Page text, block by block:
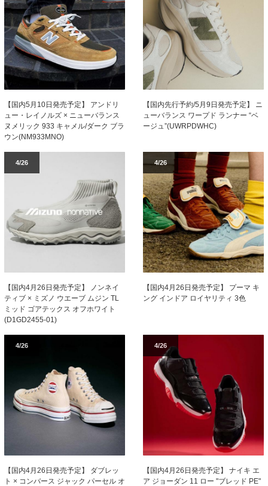
【国内5月10日発売予定】 アンドリ
ュー・レイノルズ × ニューバランス
ヌメリック 933 キャメル/ダーク ブラ
ウン(NM933MNO)
【国内先行予約/5月9日発売予定】 ニ
ューバランス ワープド ランナー “ベ
ージュ”(UWRPDWHC)
4/26
【国内4月26日発売予定】 ノンネイ
ティブ × ミズノ ウエーブ ムジン TL
ミッド ゴアテックス オフホワイト
(D1GD2455-01)
4/26
【国内4月26日発売予定】 プーマ キ
ング インドア ロイヤリティ 3色
4/26
【国内4月26日発売予定】 ダブレッ
ト × コンバース ジャック パーセル オ
4/26
【国内4月26日発売予定】 ナイキ エ
ア ジョーダン 11 ロー "ブレッド PE"